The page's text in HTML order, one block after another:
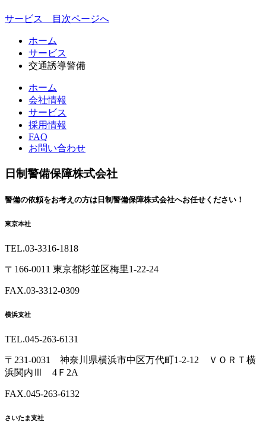
サービス 目次ページへ
戻
ホーム
サービス
交通誘導警備
ホーム
会社情報
サービス
採用情報
FAQ
お問い合わせ
日制警備保障株式会社
警備の依頼をお考えの方は 日制警備保障株式会社へお任せください！
東京本社
TEL.03-3316-1818
〒166-0011 東京都杉並区梅里1-22-24
FAX.03-3312-0309
横浜支社
TEL.045-263-6131
〒231-0031 神奈川県横浜市中区万代町1-2-12 ＶＯＲＴ横
浜関内Ⅲ 4Ｆ2A
FAX.045-263-6132
さいたま支社